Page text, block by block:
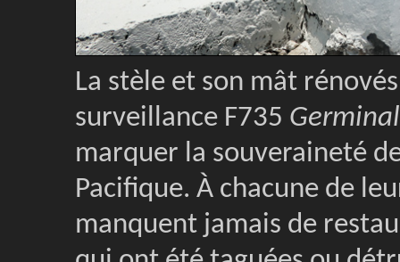
La stèle et son mât
surveillance F735 Germinal
marquer la souveraineté
Pacifique. À chacune de
manquent jamais de